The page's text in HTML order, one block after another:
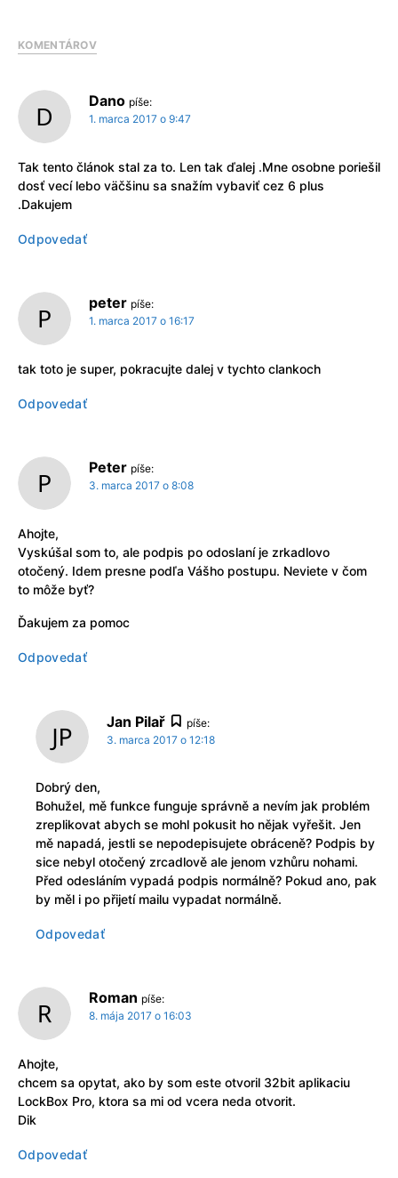
KOMENTÁROV
Dano píše:
1. marca 2017 o 9:47
Tak tento článok stal za to. Len tak ďalej .Mne osobne poriešil
dosť vecí lebo väčšinu sa snažím vybaviť cez 6 plus
.Dakujem
Odpovedať
peter píše:
1. marca 2017 o 16:17
tak toto je super, pokracujte dalej v tychto clankoch
Odpovedať
Peter píše:
3. marca 2017 o 8:08
Ahojte,
Vyskúšal som to, ale podpis po odoslaní je zrkadlovo
otočený. Idem presne podľa Vášho postupu. Neviete v čom
to môže byť?
Ďakujem za pomoc
Odpovedať
Jan Pilař
píše:
3. marca 2017 o 12:18
Dobrý den,
Bohužel, mě funkce funguje správně a nevím jak problém
zreplikovat abych se mohl pokusit ho nějak vyřešit. Jen
mě napadá, jestli se nepodepisujete obráceně? Podpis by
sice nebyl otočený zrcadlově ale jenom vzhůru nohami.
Před odesláním vypadá podpis normálně? Pokud ano, pak
by měl i po přijetí mailu vypadat normálně.
Odpovedať
Roman píše:
8. mája 2017 o 16:03
Ahojte,
chcem sa opytat, ako by som este otvoril 32bit aplikaciu
LockBox Pro, ktora sa mi od vcera neda otvorit.
Dik
Odpovedať